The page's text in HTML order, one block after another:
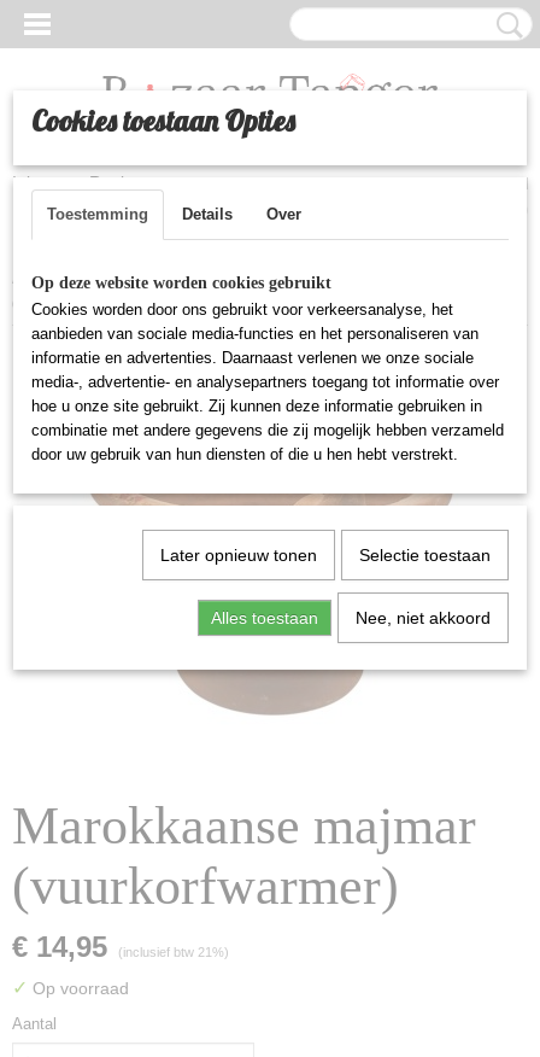
Inloggen Registreren
Home >Huishoudelijke artikelen>Marokkaanse majmar
(vuurkorfwarmer)
Marokkaanse majmar
(vuurkorfwarmer)
€ 14,95 (inclusief btw 21%)
✓ Op voorraad
Aantal
Cookies toestaan Opties
Toestemming Details Over
Op deze website worden cookies gebruikt
Cookies worden door ons gebruikt voor verkeersanalyse, het
aanbieden van sociale media-functies en het personaliseren van
informatie en advertenties. Daarnaast verlenen we onze sociale
media-, advertentie- en analysepartners toegang tot informatie over
hoe u onze site gebruikt. Zij kunnen deze informatie gebruiken in
combinatie met andere gegevens die zij mogelijk hebben verzameld
door uw gebruik van hun diensten of die u hen hebt verstrekt.
Later opnieuw tonen Selectie toestaan
Alles toestaan Nee, niet akkoord